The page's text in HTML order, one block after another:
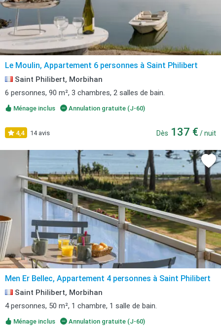
Le Moulin, Appartement 6 personnes à Saint Philibert
Saint Philibert, Morbihan
6 personnes, 90 m², 3 chambres, 2 salles de bain.
Ménage inclus Annulation gratuite (J-60)
4,4 14 avis Dès 137 € / nuit
Men Er Bellec, Appartement 4 personnes à Saint Philibert
Saint Philibert, Morbihan
4 personnes, 50 m², 1 chambre, 1 salle de bain.
Ménage inclus Annulation gratuite (J-60)